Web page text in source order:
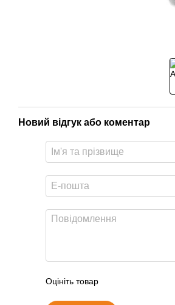
Новий відгук або коментар
Оцініть товар